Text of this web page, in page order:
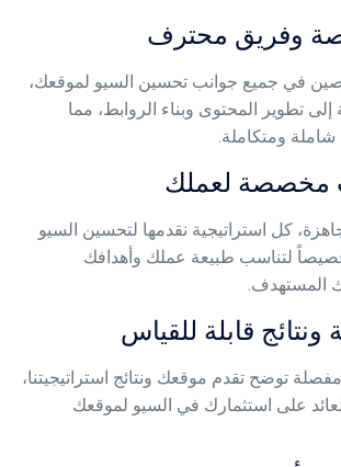
وفريق محترف
في جميع جوانب تحسين السيو لموقعك،
إلى تطوير المحتوى وبناء الروابط، مما
ومتكاملة.
مخصصة لعملك
كل استراتيجية نقدمها لتحسين السيو
لتناسب طبيعة عملك وأهدافك
المستهدف.
ونتائج قابلة للقياس
توضح تقدم موقعك ونتائج استراتيجيتنا،
على استثمارك في السيو لموقعك